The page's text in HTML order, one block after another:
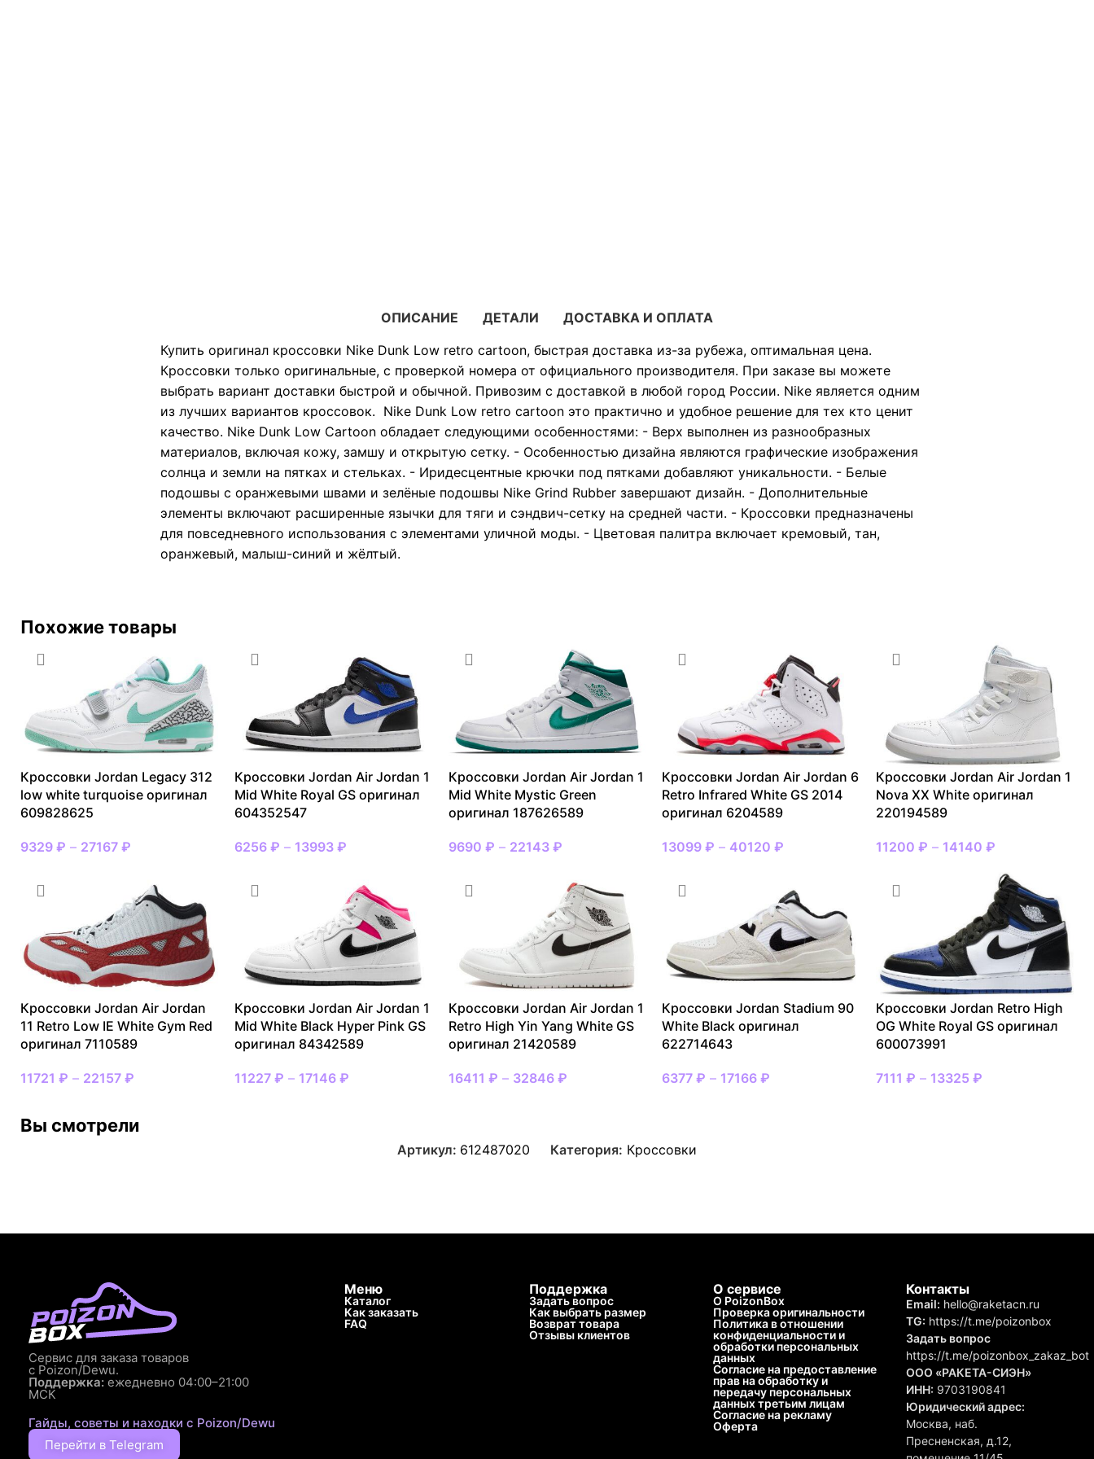
ОПИСАНИЕ ДЕТАЛИ
ДОСТАВКА И ОПЛАТА
Купить оригинал кроссовки Nike Dunk Low retro cartoon, быстрая доставка из-за рубежа, оптимальная цена.
Кроссовки только оригинальные, с проверкой номера от официального производителя. При заказе вы можете
выбрать вариант доставки быстрой и обычной. Привозим с доставкой в любой город России. Nike является одним
из лучших вариантов кроссовок. Nike Dunk Low retro cartoon это практично и удобное решение для тех кто ценит
качество. Nike Dunk Low Cartoon обладает следующими особенностями: - Верх выполнен из разнообразных
материалов, включая кожу, замшу и открытую сетку. - Особенностью дизайна являются графические изображения
солнца и земли на пятках и стельках. - Иридесцентные крючки под пятками добавляют уникальности. - Белые
подошвы с оранжевыми швами и зелёные подошвы Nike Grind Rubber завершают дизайн. - Дополнительные
элементы включают расширенные язычки для тяги и сэндвич-сетку на средней части. - Кроссовки предназначены
для повседневного использования с элементами уличной моды. - Цветовая палитра включает кремовый, тан,
оранжевый, малыш-синий и жёлтый.
Похожие товары
Кроссовки Jordan Legacy 312
low white turquoise оригинал
609828625
9329 ₽ – 27167 ₽
Кроссовки Jordan Air Jordan 1
Mid White Royal GS оригинал
604352547
6256 ₽ – 13993 ₽
Кроссовки Jordan Air Jordan 1
Mid White Mystic Green
оригинал 187626589
9690 ₽ – 22143 ₽
Кроссовки Jordan Air Jordan 6
Retro Infrared White GS 2014
оригинал 6204589
13099₽ – 40120₽
Кроссовки Jordan Air Jordan 1
Nova XX White оригинал
220194589
11200₽ – 14140₽
Кроссовки Jordan Air Jordan
11 Retro Low IE White Gym Red
оригинал 7110589
11721 ₽ – 22157 ₽
Кроссовки Jordan Air Jordan 1
Mid White Black Hyper Pink GS
оригинал 84342589
11227 ₽ – 17146 ₽
Кроссовки Jordan Air Jordan 1
Retro High Yin Yang White GS
оригинал 21420589
16411 ₽ – 32846 ₽
Кроссовки Jordan Stadium 90
White Black оригинал
622714643
6377₽ – 17166₽
Кроссовки Jordan Retro High
OG White Royal GS оригинал
600073991
7111₽ – 13325₽
Вы смотрели
Артикул: 612487020 Категория: Кроссовки
Сервис для заказа товаров
с Poizon/Dewu.
Поддержка: ежедневно 04:00–21:00
МСК
Гайды, советы и находки с Poizon/Dewu
Перейти в Telegram
Меню
Каталог
Как заказать
FAQ
Поддержка
Задать вопрос
Как выбрать размер
Возврат товара
Отзывы клиентов
О сервисе
О PoizonBox
Проверка оригинальности
Политика в отношении
конфиденциальности и
обработки персональных
данных
Согласие на предоставление
прав на обработку и
передачу персональных
данных третьим лицам
Согласие на рекламу
Оферта
Контакты
Email: hello@raketacn.ru
TG: https://t.me/poizonbox
Задать вопрос
https://t.me/poizonbox_zakaz_bot
ООО «РАКЕТА-СИЭН»
ИНН: 9703190841
Юридический адрес:
Москва, наб.
Пресненская, д.12,